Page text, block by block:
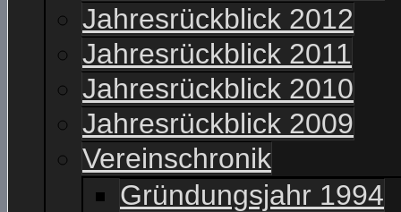
Jahresrückblick 2012
Jahresrückblick 2011
Jahresrückblick 2010
Jahresrückblick 2009
Vereinschronik
Gründungsjahr 1994